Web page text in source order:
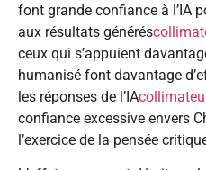
font grande confiance à l’IA
aux résultats générés
ceux qui s’appuient
humanisé font davantage
les réponses de l’IA
confiance excessive envers
l’exercice de la pensée